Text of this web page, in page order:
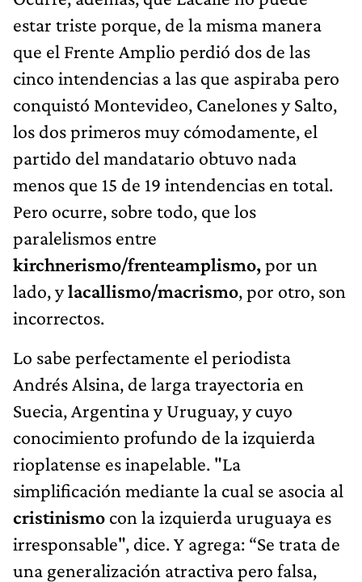
estar triste porque, de la misma manera
que el Frente Amplio perdió dos de las
cinco intendencias a las que aspiraba pero
conquistó Montevideo, Canelones y Salto,
los dos primeros muy cómodamente, el
partido del mandatario obtuvo nada
menos que 15 de 19 intendencias en total.
Pero ocurre, sobre todo, que los
paralelismos entre
kirchnerismo/frenteamplismo,por un
lado, ylacallismo/macrismo, por otro, son
incorrectos.
Lo sabe perfectamente el periodista
Andrés Alsina, de larga trayectoria en
Suecia, Argentina y Uruguay, y cuyo
conocimiento profundo de la izquierda
rioplatense es inapelable. "La
simplificación mediante la cual se asocia al
cristinismo con la izquierda uruguaya es
irresponsable", dice. Y agrega: “Se trata de
una generalización atractiva pero falsa,